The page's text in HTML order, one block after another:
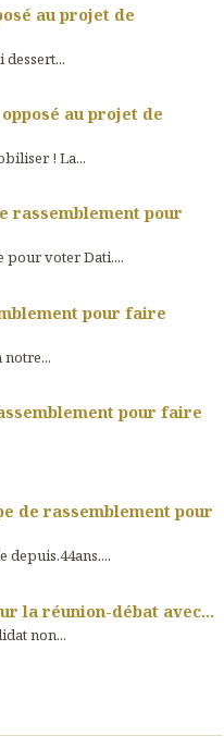
au projet de
dessert...
au projet de
! La...
rassemblement pour
pour voter Dati,...
pour faire
notre...
pour faire
de rassemblement pour
depuis.44ans....
la réunion-débat avec...
non...